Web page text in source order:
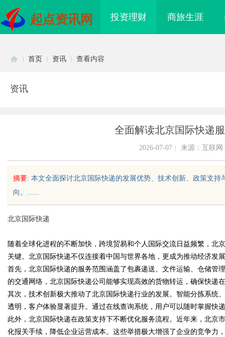
起点资讯网 投资理财 商旅生涯
uz
首页 资讯 查看内容
资讯
全面解读北京国际快递
2026-07-07 来源：互联网
摘要: 本文全面探讨北京国际快递的发展优势、技术创新、政策支
向。......
北京国际快递
随着全球化进程的不断加快，跨境贸易和个人国际交流日益频繁，北
关键。北京国际快递不仅连接着中国与世界各地，更成为推动经济发
首先，北京国际快递的服务范围涵盖了包裹递送、文件运输、仓储管
的交通网络，北京国际快递公司能够实现高效的货物转运，确保快递
其次，技术创新极大推动了北京国际快递行业的发展。智能分拣系统
透明，客户体验显著提升。通过在线查询系统，用户可以随时掌握快
此外，北京国际快递在政策支持下不断优化服务流程。近年来，北京
化报关手续，降低企业运营成本。这些举措极大增强了企业的竞争力
时代影视娱乐的全
发体系全解析